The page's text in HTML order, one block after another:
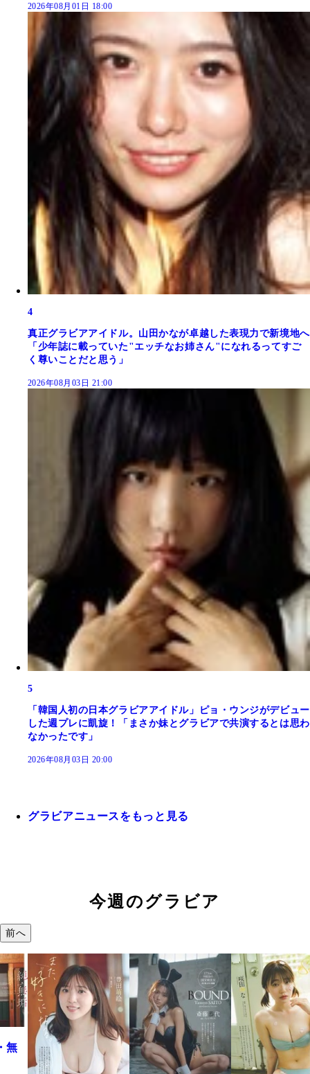
2026年08月01日 18:00
4
真正グラビアアイドル。山田かなが卓越した表現力で新境地へ
「少年誌に載っていた"エッチなお姉さん"になれるってすご
く尊いことだと思う」
2026年08月03日 21:00
5
「韓国人初の日本グラビアアイドル」ピョ・ウンジがデビュー
した週プレに凱旋！「まさか妹とグラビアで共演するとは思わ
なかったです」
2026年08月03日 20:00
グラビアニュースをもっと見る
今週のグラビア
前へ